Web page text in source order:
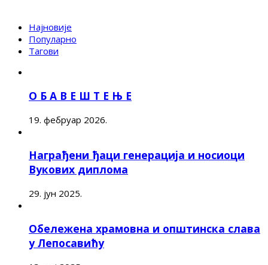
Најновије
Популарно
Тагови
О Б А В Е Ш Т Е Њ Е
19. фебруар 2026.
Награђени ђаци генерација и носиоци
Вукових диплома
29. јун 2025.
Обележена храмовна и општинска слава
у Лепосавићу